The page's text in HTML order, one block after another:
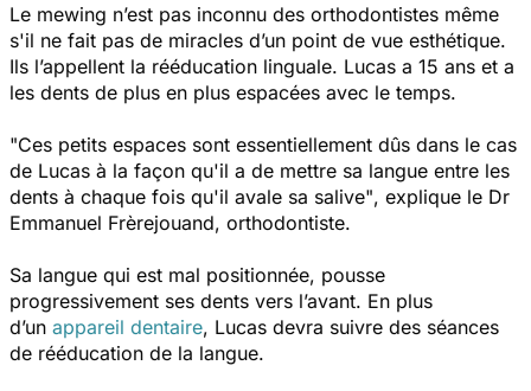
Le mewing n’est pas inconnu des orthodontistes même
s'il ne fait pas de miracles d’un point de vue esthétique.
Ils l’appellent la rééducation linguale. Lucas a 15 ans et a
les dents de plus en plus espacées avec le temps.
"Ces petits espaces sont essentiellement dûs dans le cas
de Lucas à la façon qu'il a de mettre sa langue entre les
dents à chaque fois qu'il avale sa salive", explique le Dr
Emmanuel Frèrejouand, orthodontiste.
Sa langue qui est mal positionnée, pousse
progressivement ses dents vers l’avant. En plus
d’un appareil dentaire, Lucas devra suivre des séances
de rééducation de la langue.